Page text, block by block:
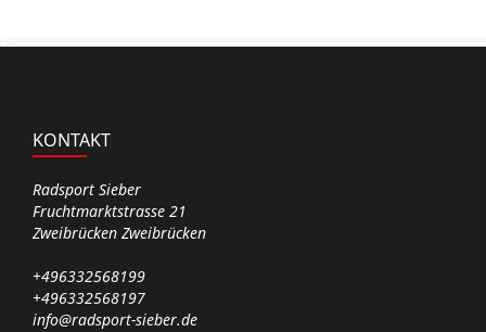
KONTAKT
Radsport Sieber
Fruchtmarktstrasse 21
Zweibrücken Zweibrücken
+496332568199
+496332568197
info@radsport-sieber.de